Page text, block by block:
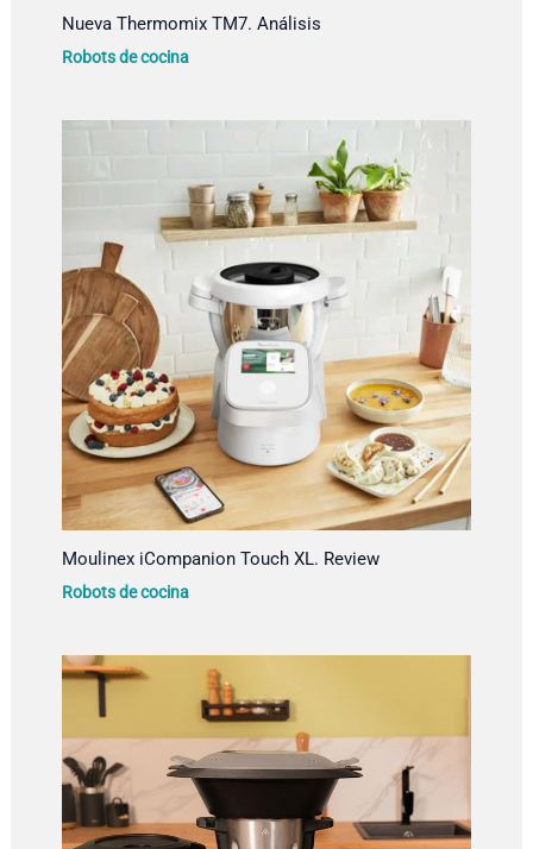
Nueva Thermomix TM7. Análisis
Robots de cocina
Moulinex iCompanion Touch XL. Review
Robots de cocina